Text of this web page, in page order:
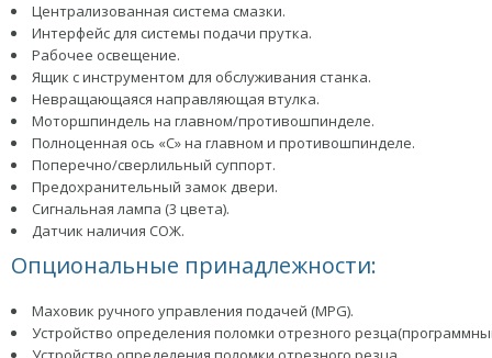
Централизованная система смазки.
Интерфейс для системы подачи прутка.
Рабочее освещение.
Ящик с инструментом для обслуживания станка.
Невращающаяся направляющая втулка.
Моторшпиндель на главном/противошпинделе.
Полноценная ось «С» на главном и противошпинделе.
Поперечно/сверлильный суппорт.
Предохранительный замок двери.
Сигнальная лампа (3 цвета).
Датчик наличия СОЖ.
Опциональные принадлежности:
Маховик ручного управления подачей (MPG).
Устройство определения поломки отрезного